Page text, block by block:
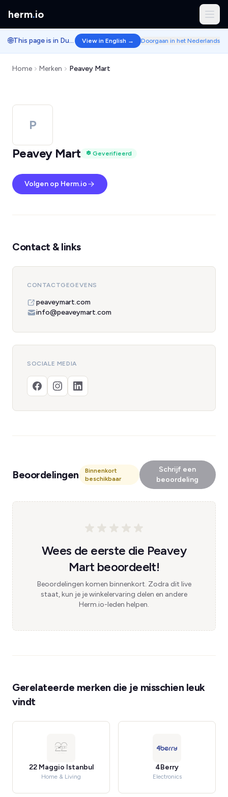
herm.io
🌐 This page is in Dutch. View in English → Doorgaan in het Nederlands
Home Merken Peavey Mart
P
Peavey Mart
Geverifieerd
Volgen op Herm.io
Contact & links
CONTACTGEGEVENS
peaveymart.com
info@peaveymart.com
SOCIALE MEDIA
Beoordelingen
Binnenkort
beschikbaar
Schrijf een
beoordeling
Wees de eerste die Peavey
Mart beoordeelt!
Beoordelingen komen binnenkort. Zodra dit live
staat, kun je je winkelervaring delen en andere
Herm.io-leden helpen.
Gerelateerde merken die je misschien leuk
vindt
22 Maggio Istanbul
Home & Living
4Berry
Electronics